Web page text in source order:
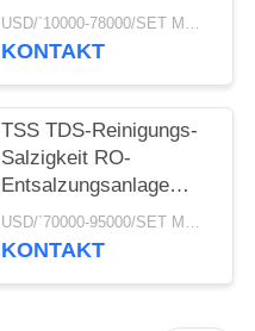
Subcritical High-
Druckkocher-ultra
USD/`10000-78000/SET MOQ:1 Satz
KONTAKT
TSS TDS-Reinigungs-
Salzigkeit RO-
Entsalzungsanlage
FRP 50 Tonnen pro
Stunde für sauberes
USD/`70000-95000/SET MOQ:1 Satz
KONTAKT